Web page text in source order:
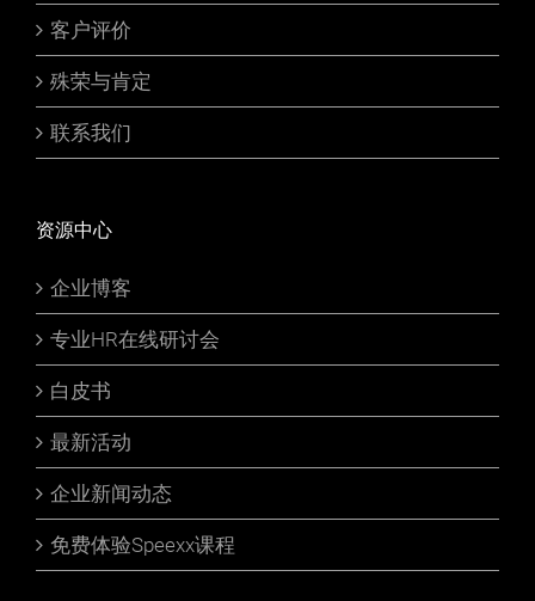
客户评价
殊荣与肯定
联系我们
资源中心
企业博客
专业HR在线研讨会
白皮书
最新活动
企业新闻动态
免费体验Speexx课程